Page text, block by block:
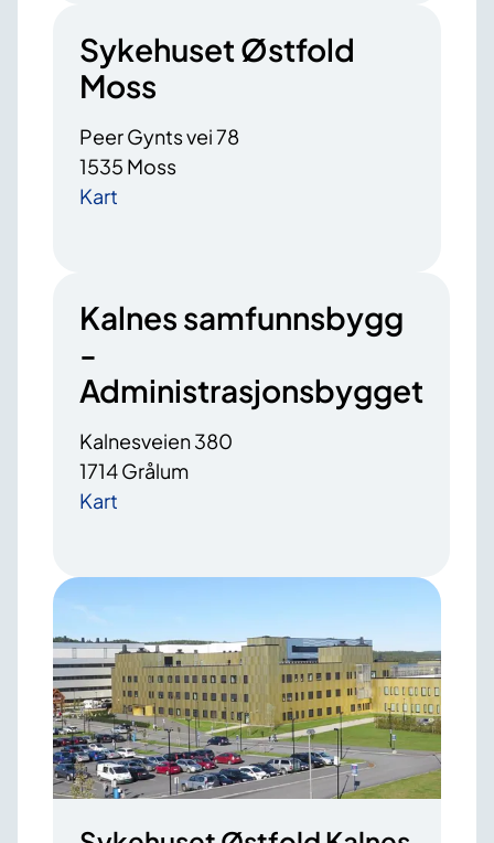
Sykehuset Østfold
Moss
Peer Gynts vei 78
1535 Moss
Kart
Kalnes samfunnsbygg
-
Administrasjonsbygget
Kalnesveien 380
1714 Grålum
Kart